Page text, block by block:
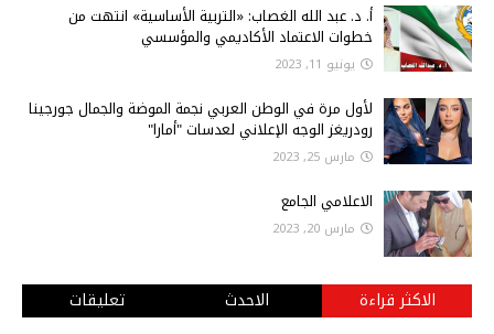
أ‌. د. عبد الله الغصاب: «التربية الأساسية» انتهت من
خطوات الاعتماد الأكاديمي والمؤسسي
يونيو 11, 2023
لأول مرة في الوطن العربي نجمة الموضة والجمال جورجينا
رودريغز الوجه الإعلاني لعدسات "أمارا"
مارس 25, 2023
الاعلامي الجامع
مارس 20, 2023
الاكثر قراءة الاحدث تعليقات